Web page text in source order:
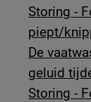
Storing -
piept/
De
geluid
Storing -